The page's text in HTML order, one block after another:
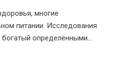
многие
питании. Исследования
определёнными
В статье